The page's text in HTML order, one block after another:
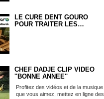
LE CURE DENT GOURO
POUR TRAITER LES
CHEF DADJE CLIP VIDEO
''BONNE ANNEE''
Profitez des vidéos et de la musique
que vous aimez, mettez en ligne des